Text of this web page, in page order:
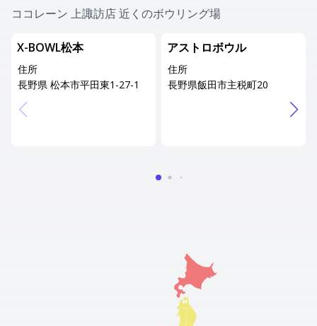
ココレーン 上諏訪店 近くのボウリング場
X-BOWL松本
住所
長野県 松本市平田東1-27-1
アストロボウル
住所
長野県飯田市主税町20